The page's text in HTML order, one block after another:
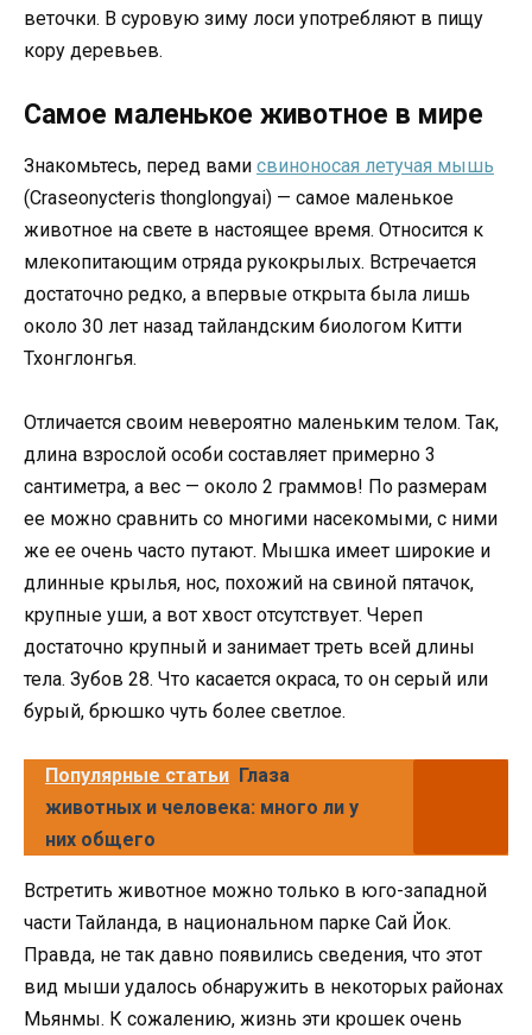
веточки. В суровую зиму лоси употребляют в пищу
кору деревьев.
Самое маленькое животное в мире
Знакомьтесь, перед вами свиноносая летучая мышь
(Craseonycteris thonglongyai) — самое маленькое
животное на свете в настоящее время. Относится к
млекопитающим отряда рукокрылых. Встречается
достаточно редко, а впервые открыта была лишь
около 30 лет назад тайландским биологом Китти
Тхонглонгья.
Отличается своим невероятно маленьким телом. Так,
длина взрослой особи составляет примерно 3
сантиметра, а вес — около 2 граммов! По размерам
ее можно сравнить со многими насекомыми, с ними
же ее очень часто путают. Мышка имеет широкие и
длинные крылья, нос, похожий на свиной пятачок,
крупные уши, а вот хвост отсутствует. Череп
достаточно крупный и занимает треть всей длины
тела. Зубов 28. Что касается окраса, то он серый или
бурый, брюшко чуть более светлое.
Популярные статьи Глаза
животных и человека: много ли у
них общего
Встретить животное можно только в юго-западной
части Тайланда, в национальном парке Сай Йок.
Правда, не так давно появились сведения, что этот
вид мыши удалось обнаружить в некоторых районах
Мьянмы. К сожалению, жизнь эти крошек очень